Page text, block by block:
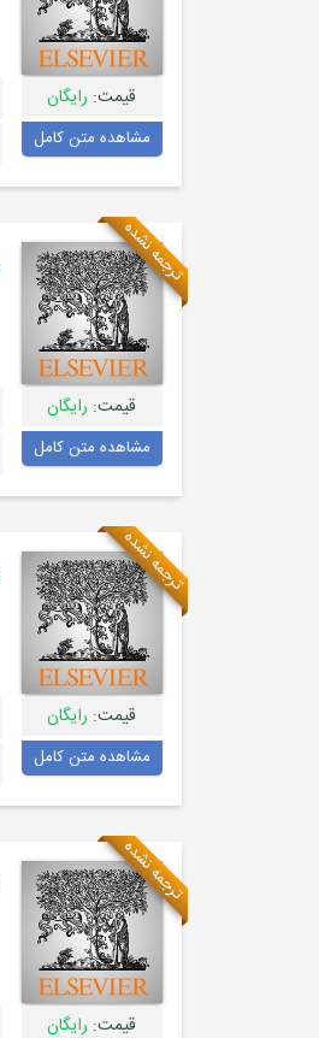
قیمت: رایگان
مشاهده متن کامل
ترجمه نشده
قیمت: رایگان
مشاهده متن کامل
ترجمه نشده
قیمت: رایگان
مشاهده متن کامل
ترجمه نشده
قیمت: رایگان